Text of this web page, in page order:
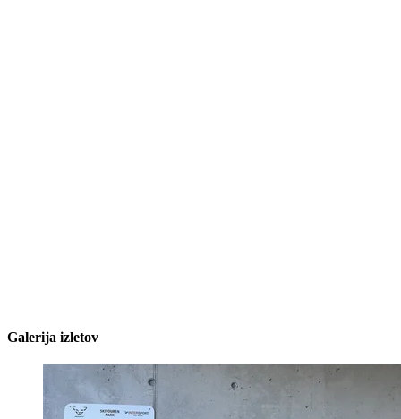
Galerija izletov